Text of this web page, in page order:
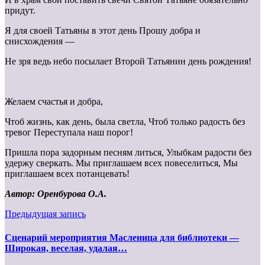
придут.
Я для своей Татьяны в этот день Прошу добра и
снисхождения —
Не зря ведь небо посылает Второй Татьянин день рождения!
Желаем счастья и добра,
Чтоб жизнь, как день, была светла, Чтоб только радость без
тревог Переступала наш порог!
Пришла пора задорным песням литься, Улыбкам радости без
удержу сверкать. Мы приглашаем всех повеселиться, Мы
приглашаем всех потанцевать!
Автор: Оренбурова О.А.
Предыдущая запись
Сценарий мероприятия Масленица для библиотеки —
Широкая, веселая, удалая…